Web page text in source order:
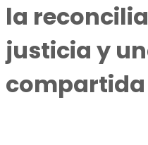
la
justicia y
compartida